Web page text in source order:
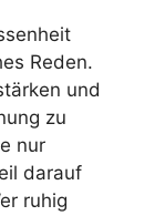
Reden.
und
zu
nur
darauf
ruhig